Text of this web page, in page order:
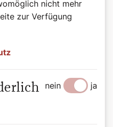
nicht mehr
zur Verfügung
nein ja